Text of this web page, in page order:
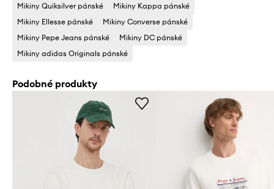
Mikiny Quiksilver pánské
Mikiny Kappa pánské
Mikiny Ellesse pánské
Mikiny Converse pánské
Mikiny Pepe Jeans pánské
Mikiny DC pánské
Mikiny adidas Originals pánské
Podobné produkty